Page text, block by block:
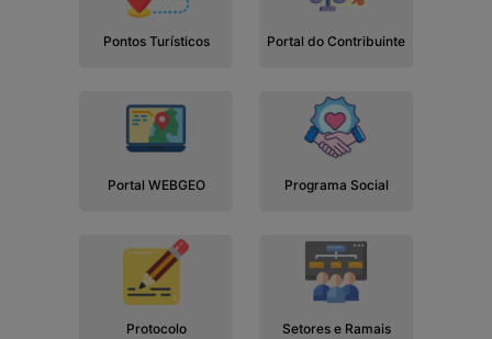
Pontos Turísticos Portal do Contribuinte
Portal WEBGEO Programa Social
Protocolo Setores e Ramais